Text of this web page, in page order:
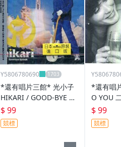
Y5806780690
*還有唱片三館* 光小子
HIKARI / GOOD-BYE SP
UTNIL 全新 ZZ2418(需
競標)
$ 99
競標
*還有唱
O YOU
競標)
$ 99
競標